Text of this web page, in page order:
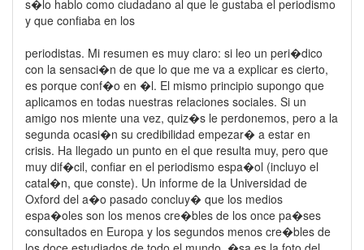
s�lo hablo como ciudadano al que le gustaba el periodismo
y que confiaba en los
periodistas. Mi resumen es muy claro: si leo un peri�dico
con la sensaci�n de que lo que me va a explicar es cierto,
es porque conf�o en �l. El mismo principio supongo que
aplicamos en todas nuestras relaciones sociales. Si un
amigo nos miente una vez, quiz�s le perdonemos, pero a la
segunda ocasi�n su credibilidad empezar� a estar en
crisis. Ha llegado un punto en el que resulta muy, pero que
muy dif�cil, confiar en el periodismo espa�ol (incluyo el
catal�n, que conste). Un informe de la Universidad de
Oxford del a�o pasado concluy� que los medios
espa�oles son los menos cre�bles de los once pa�ses
consultados en Europa y los segundos menos cre�bles de